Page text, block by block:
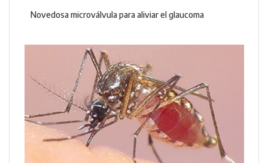
Novedosa microválvula para aliviar el glaucoma